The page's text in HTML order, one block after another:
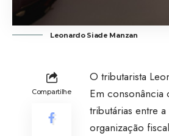
Leonardo Siade Manzan
Compartilhe
O tributarista
Em consonância
tributárias entre
organização